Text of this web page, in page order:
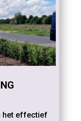
het effectief